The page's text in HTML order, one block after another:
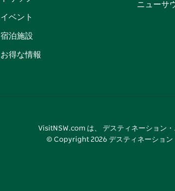
イベント
宿泊施設
お得な情報
ニューサ
VisitNSW.com は、 デスティネーション
© Copyright 2026 デスティネーショ